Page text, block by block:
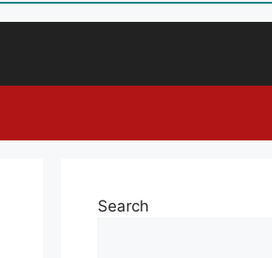
Search